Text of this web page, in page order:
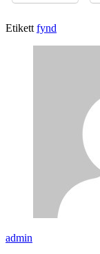
Etikett fynd
admin